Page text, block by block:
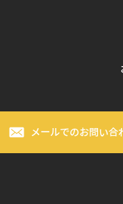
メールでのお問い合